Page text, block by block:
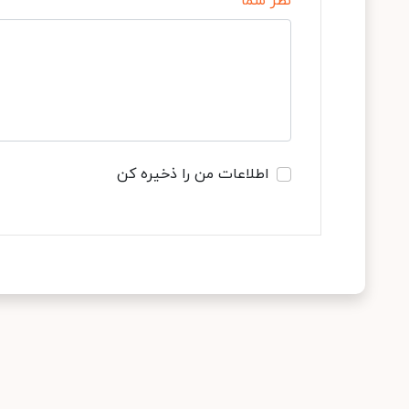
اطلاعات من را ذخیره کن